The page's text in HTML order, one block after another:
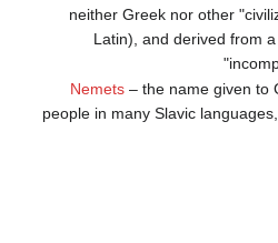
neither Greek nor other
Latin), and derived from
Nemets– the name given to
people in many Slavic